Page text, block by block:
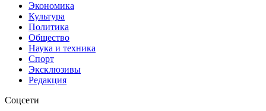
Экономика
Культура
Политика
Общество
Наука и техника
Спорт
Эксклюзивы
Редакция
Соцсети